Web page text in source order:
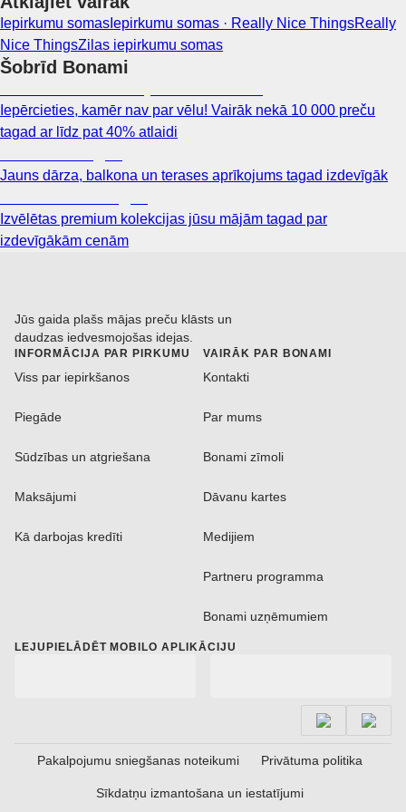
Iepirkumu somas Iepirkumu somas · Really Nice ThingsReally
Nice ThingsZilas iepirkumu somas
Šobrīd Bonami
Iepērcieties, kamēr nav par vēlu! Vairāk nekā 10 000 preču
tagad ar līdz pat 40% atlaidi
Jauns dārza, balkona un terases aprīkojums tagad izdevīgāk
Izvēlētas premium kolekcijas jūsu mājām tagad par
izdevīgākām cenām
Jūs gaida plašs mājas preču klāsts un
daudzas iedvesmojošas idejas.
INFORMĀCIJA PAR PIRKUMU
Viss par iepirkšanos
Piegāde
Sūdzības un atgriešana
Maksājumi
Kā darbojas kredīti
VAIRĀK PAR BONAMI
Kontakti
Par mums
Bonami zīmoli
Dāvanu kartes
Medijiem
Partneru programma
Bonami uzņēmumiem
LEJUPIELĀDĒT MOBILO APLIKĀCIJU
Pakalpojumu sniegšanas noteikumi Privātuma politika
Sīkdatņu izmantošana un iestatījumi